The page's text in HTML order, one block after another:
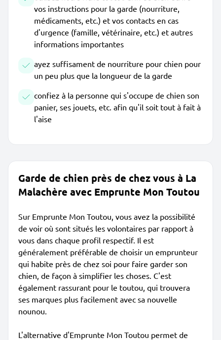
vos instructions pour la garde (nourriture,
médicaments, etc.) et vos contacts en cas
d'urgence (famille, vétérinaire, etc.) et autres
informations importantes
ayez suffisament de nourriture pour chien pour
un peu plus que la longueur de la garde
confiez à la personne qui s'occupe de chien son
panier, ses jouets, etc. afin qu'il soit tout à fait à
l'aise
Garde de chien près de chez vous à La
Malachère avec Emprunte Mon Toutou
Sur Emprunte Mon Toutou, vous avez la possibilité
de voir où sont situés les volontaires par rapport à
vous dans chaque profil respectif. Il est
généralement préférable de choisir un emprunteur
qui habite près de chez soi pour faire garder son
chien, de façon à simplifier les choses. C'est
également rassurant pour le toutou, qui trouvera
ses marques plus facilement avec sa nouvelle
nounou.
L'alternative d'Emprunte Mon Toutou permet de